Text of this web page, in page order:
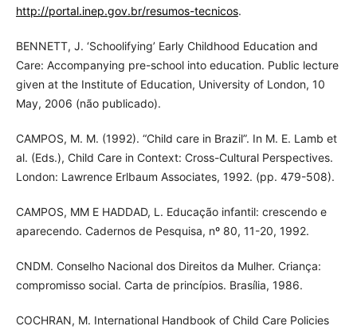
http://portal.inep.gov.br/resumos-tecnicos.
BENNETT, J. ‘Schoolifying’ Early Childhood Education and
Care: Accompanying pre-school into education. Public lecture
given at the Institute of Education, University of London, 10
May, 2006 (não publicado).
CAMPOS, M. M. (1992). “Child care in Brazil”. In M. E. Lamb et
al. (Eds.), Child Care in Context: Cross-Cultural Perspectives.
London: Lawrence Erlbaum Associates, 1992. (pp. 479-508).
CAMPOS, MM E HADDAD, L. Educação infantil: crescendo e
aparecendo. Cadernos de Pesquisa, nº 80, 11-20, 1992.
CNDM. Conselho Nacional dos Direitos da Mulher. Criança:
compromisso social. Carta de princípios. Brasília, 1986.
COCHRAN, M. International Handbook of Child Care Policies